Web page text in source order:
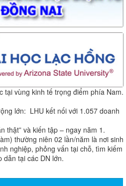
tại vùng kinh tế trọng điểm phía Nam.
lớn: LHU kết nối với 1.057 doanh
thật” và kiến tập – ngay năm 1.
thường niên 02 lần/năm là nơi sinh
nghiệp, phỏng vấn tại chỗ, tìm kiếm
dẫn tại các DN lớn.